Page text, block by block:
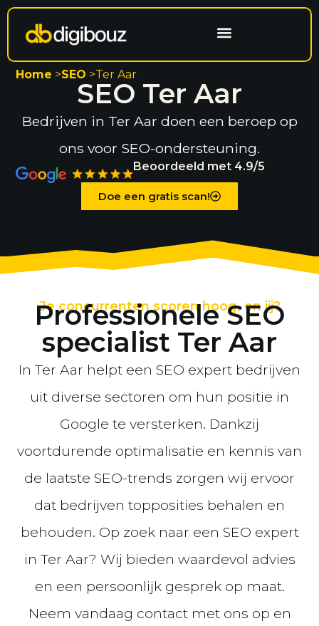
Home >SEO >Ter Aar
SEO Ter Aar
Bedrijven in Ter Aar doen een beroep op
ons voor SEO-ondersteuning.
Beoordeeld met 4.9/5
Doe een gratis scan!
Je concurrenten scoren hoog, en jij?
Professionele SEO
specialist Ter Aar
In Ter Aar helpt een SEO expert bedrijven
uit diverse sectoren om hun positie in
Google te versterken. Dankzij
voortdurende optimalisatie en kennis van
de laatste SEO-trends zorgen wij ervoor
dat bedrijven topposities behalen en
behouden. Op zoek naar een SEO expert
in Ter Aar? Wij bieden waardevol advies
en een persoonlijk gesprek op maat.
Neem vandaag contact met ons op en